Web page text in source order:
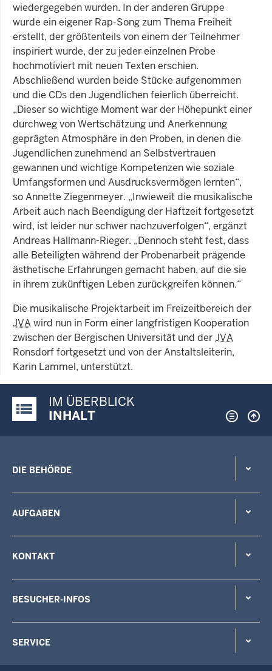
wiedergegeben wurden. In der anderen Gruppe
wurde ein eigener Rap-Song zum Thema Freiheit
erstellt, der größtenteils von einem der Teilnehmer
inspiriert wurde, der zu jeder einzelnen Probe
hochmotiviert mit neuen Texten erschien.
Abschließend wurden beide Stücke aufgenommen
und die CDs den Jugendlichen feierlich überreicht.
„Dieser so wichtige Moment war der Höhepunkt einer
durchweg von Wertschätzung und Anerkennung
geprägten Atmosphäre in den Proben, in denen die
Jugendlichen zunehmend an Selbstvertrauen
gewannen und wichtige Kompetenzen wie soziale
Umfangsformen und Ausdrucksvermögen lernten“,
so Annette Ziegenmeyer. „Inwieweit die musikalische
Arbeit auch nach Beendigung der Haftzeit fortgesetzt
wird, ist leider nur schwer nachzuverfolgen“, ergänzt
Andreas Hallmann-Rieger. „Dennoch steht fest, dass
alle Beteiligten während der Probenarbeit prägende
ästhetische Erfahrungen gemacht haben, auf die sie
in ihrem zukünftigen Leben zurückgreifen können.“
Die musikalische Projektarbeit im Freizeitbereich der
JVAwird nun in Form einer langfristigen Kooperation
zwischen der Bergischen Universität und derJVA
Ronsdorf fortgesetzt und von der Anstaltsleiterin,
Karin Lammel, unterstützt.
Justiz-Portal im Überblick:
IM ÜBERBLICK
INHALT
DIE BEHÖRDE
AUFGABEN
KONTAKT
BESUCHER-INFOS
SERVICE